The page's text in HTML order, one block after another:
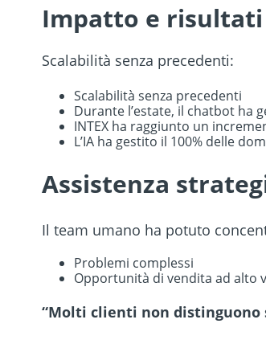
Impatto e risultati
Scalabilità senza precedenti:
Scalabilità senza precedenti
Durante l’estate, il chatbot ha
INTEX ha raggiunto un
L’IA ha gestito il 100% delle
Assistenza
Il team umano ha potuto
Problemi complessi
Opportunità di vendita ad alto
“Molti clienti non distinguono